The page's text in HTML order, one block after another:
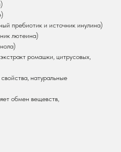
пребиотик и источник инулина)
лютеина)
ромашки, цитрусовых,
натуральные
обмен вещевств,